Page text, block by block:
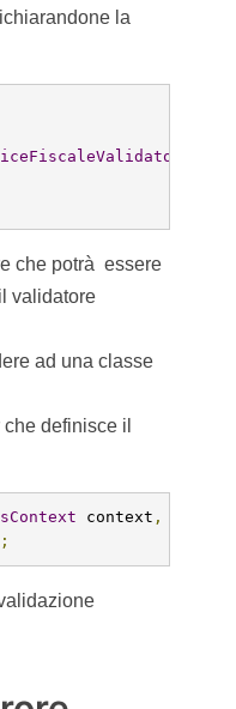
la
che potrà essere
validatore
ad una classe
definisce il
context ,
;